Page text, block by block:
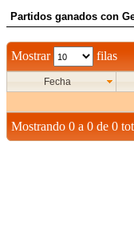
Partidos ganados con
Mostrar filas
Fecha
Mostrando 0 a 0 de 0